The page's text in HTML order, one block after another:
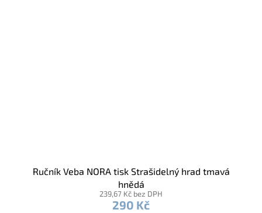
Ručník Veba NORA tisk Strašidelný hrad tmavá
hnědá
239,67 Kč bez DPH
290 Kč